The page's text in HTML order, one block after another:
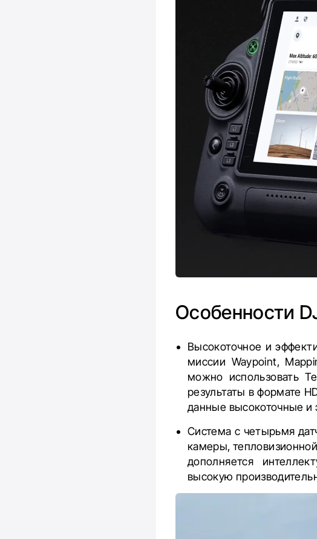
Особенности
Высокоточное и
миссии Waypoint,
можно использовать
результаты в формате
данные высокоточные и
Система с четырьмя
камеры,
дополняется
высокую